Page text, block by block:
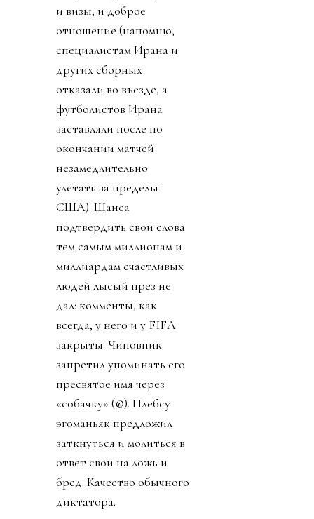
и визы, и доброе
отношение (напомню,
специалистам Ирана и
других сборных
отказали во въезде, а
футболистов Ирана
заставляли после по
окончании матчей
незамедлительно
улетать за пределы
США). Шанса
подтвердить свои слова
тем самым миллионам и
миллиардам счастливых
людей лысый през не
дал: комменты, как
всегда, у него и у FIFA
закрыты. Чиновник
запретил упоминать его
пресвятое имя через
«собачку» (@). Плебсу
эгоманьяк предложил
заткнуться и молиться в
ответ свои на ложь и
бред. Качество обычного
диктатора.